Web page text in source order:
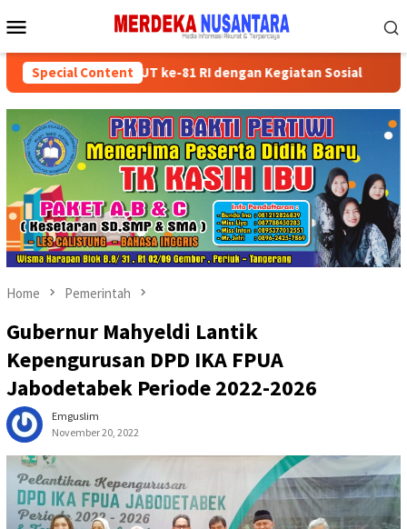
to
Menu
Special Content
HUT ke-81 RI dengan Kegiatan Sosial Partai
Home Pemerintah
Gubernur Mahyeldi Lantik
Kepengurusan DPD IKA FPUA
Jabodetabek Periode 2022-2026
Emguslim
November 20, 2022